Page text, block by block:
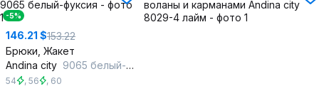
-5%
146.21 $153.22
Брюки, Жакет
Andina city 9065 белый-фуксия
54 , 56 , 60